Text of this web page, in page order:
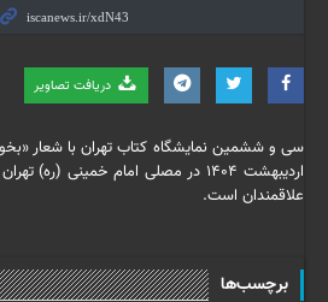
دریافت تصاویر
علاقمندان است.
برچسب‌ها